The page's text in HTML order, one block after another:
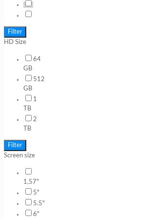
Filter
HD Size
64
GB
512
GB
1
TB
2
TB
Filter
Screen size
1,57"
5"
5.5"
6"